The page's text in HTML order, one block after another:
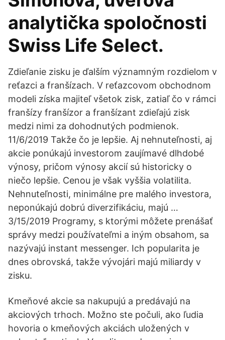
analytička spoločnosti
Swiss Life Select.
Zdieľanie zisku je ďalším významným rozdielom v
reťazci a franšízach. V reťazcovom obchodnom
modeli získa majiteľ všetok zisk, zatiaľ čo v rámci
franšízy franšízor a franšízant zdieľajú zisk
medzi nimi za dohodnutých podmienok.
11/6/2019 Takže čo je lepšie. Aj nehnuteľnosti, aj
akcie ponúkajú investorom zaujímavé dlhdobé
výnosy, pričom výnosy akcií sú historicky o
niečo lepšie. Cenou je však vyššia volatilita.
Nehnuteľnosti, minimálne pre malého investora,
neponúkajú dobrú diverzifikáciu, majú …
3/15/2019 Programy, s ktorými môžete prenášať
správy medzi používateľmi a iným obsahom, sa
nazývajú instant messenger. Ich popularita je
dnes obrovská, takže vývojári majú miliardy v
zisku.
Kmeňové akcie sa nakupujú a predávajú na
akciových trhoch. Možno ste počuli, ako ľudia
hovoria o kmeňových akciách uložených v